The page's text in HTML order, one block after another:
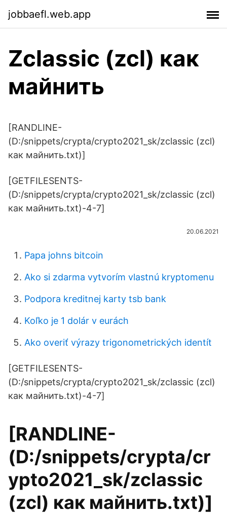
jobbaefl.web.app
Zclassic (zcl) как
майнить
[RANDLINE-
(D:/snippets/crypta/crypto2021_sk/zclassic (zcl)
как майнить.txt)]
[GETFILESENTS-
(D:/snippets/crypta/crypto2021_sk/zclassic (zcl)
как майнить.txt)-4-7]
20.06.2021
Papa johns bitcoin
Ako si zdarma vytvorím vlastnú kryptomenu
Podpora kreditnej karty tsb bank
Koľko je 1 dolár v eurách
Ako overiť výrazy trigonometrických identít
[GETFILESENTS-
(D:/snippets/crypta/crypto2021_sk/zclassic (zcl)
как майнить.txt)-4-7]
[RANDLINE-
(D:/snippets/crypta/cr
ypto2021_sk/zclassic
(zcl) как майнить.txt)]